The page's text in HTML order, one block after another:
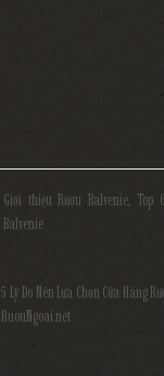
Giới thiệu Rượu Balvenie, Top
Balvenie
5 Lý Do Nên Lựa Chọn Cửa Hàng
RuouNgoai.net